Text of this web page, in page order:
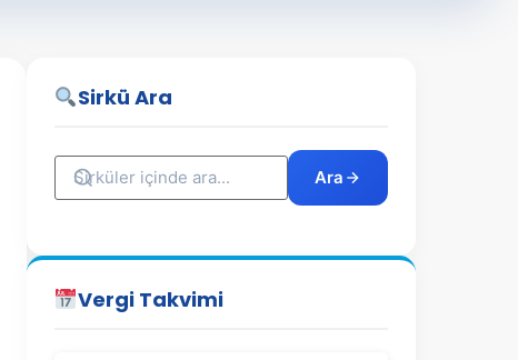
Sirkü Ara
Ara
Vergi Takvimi